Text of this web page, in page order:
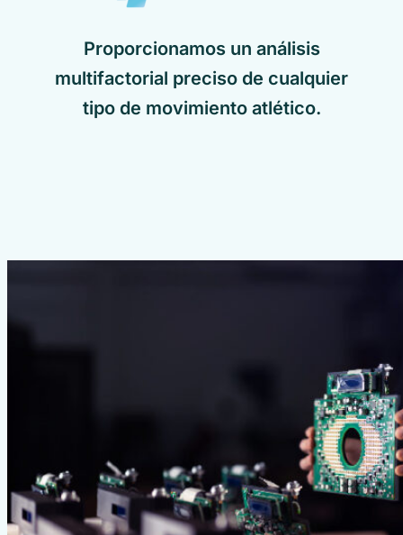
Proporcionamos un análisis
multifactorial preciso de cualquier
tipo de movimiento atlético.